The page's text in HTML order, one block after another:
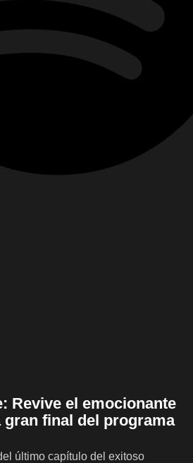
Revive el emocionante
gran final del programa
último capítulo del exitoso